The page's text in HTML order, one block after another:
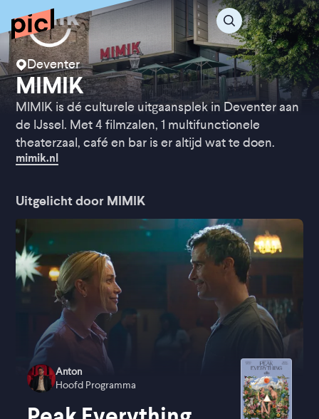
Deventer
MIMIK
MIMIK is dé culturele uitgaansplek in Deventer aan
de IJssel. Met 4 filmzalen, 1 multifunctionele
theaterzaal, café en bar is er altijd wat te doen.
mimik.nl
Uitgelicht door MIMIK
Anton
Hoofd Programma